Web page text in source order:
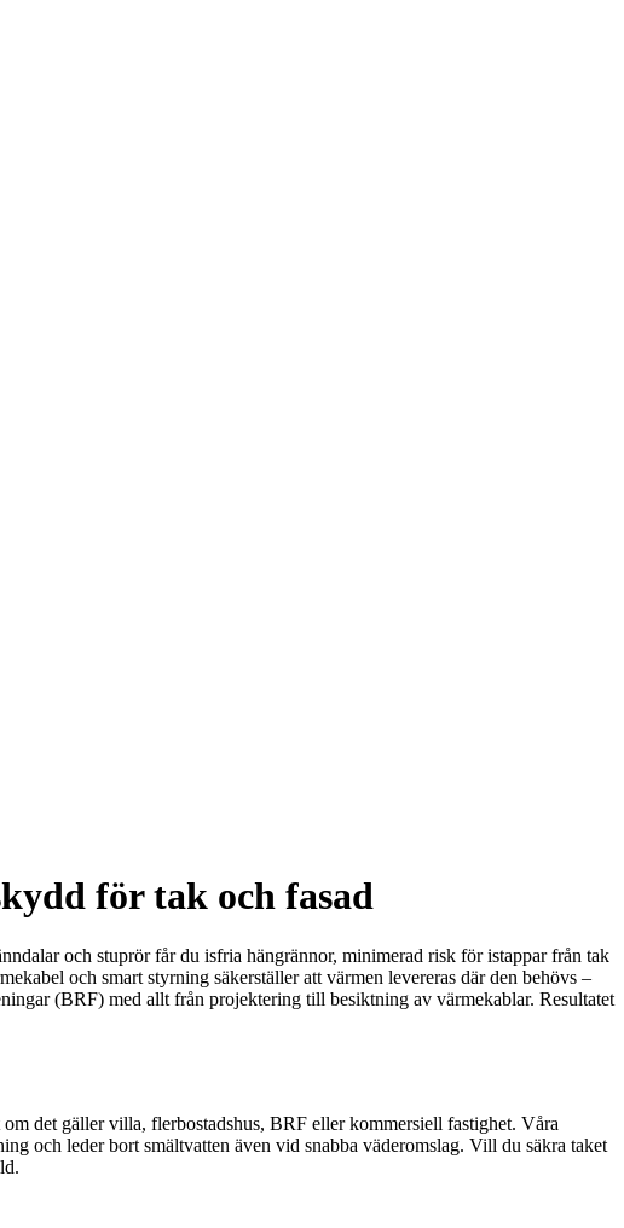
för tak och fasad
och stuprör får du isfria hängrännor, minimerad risk för istappar från tak
och smart styrning säkerställer att värmen levereras där den behövs –
(BRF) med allt från projektering till besiktning av värmekablar. Resultatet
det gäller villa, flerbostadshus, BRF eller kommersiell fastighet. Våra
och leder bort smältvatten även vid snabba väderomslag. Vill du säkra taket